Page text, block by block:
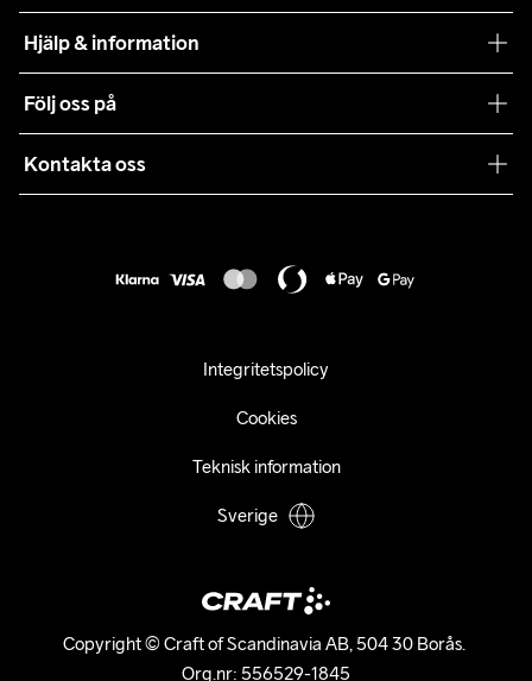
Teamwear
Hållbarhet
Samarbeten
Hjälp & information
Våra köpvillkor
Retur
Följ oss på
Kontakta oss
Copyright © Craft of Scandinavia AB, 504 30 Borås.
Org.nr: 556529-1845
Integritetspolicy
Cookies
Teknisk information
Sverige